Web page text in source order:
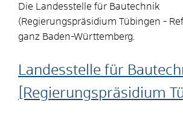
Die Landesstelle für Bautechnik
(Regierungspräsidium Tübingen -
ganz Baden-Württemberg.
Landesstelle für
[Regierungspräsidium